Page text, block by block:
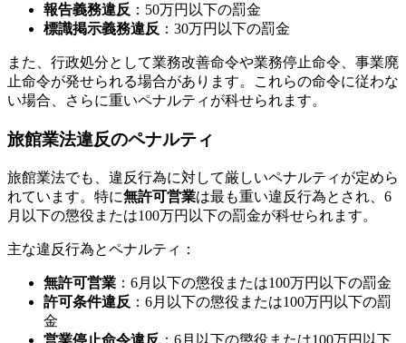
報告義務違反 ：50万円以下の罰金
標識掲示義務違反 ：30万円以下の罰金
また、行政処分として業務改善命令や業務停止命令、事業廃
止命令が発せられる場合があります。これらの命令に従わな
い場合、さらに重いペナルティが科せられます。
旅館業法違反のペナルティ
旅館業法でも、違反行為に対して厳しいペナルティが定めら
れています。特に無許可営業は最も重い違反行為とされ、6
月以下の懲役または100万円以下の罰金が科せられます。
主な違反行為とペナルティ：
無許可営業 ：6月以下の懲役または100万円以下の罰金
許可条件違反 ：6月以下の懲役または100万円以下の罰
金
営業停止命令違反 ：6月以下の懲役または100万円以下